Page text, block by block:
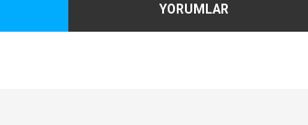
YORUMLAR